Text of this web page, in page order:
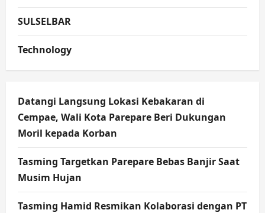
SULSELBAR
Technology
Datangi Langsung Lokasi Kebakaran di
Cempae, Wali Kota Parepare Beri Dukungan
Moril kepada Korban
Tasming Targetkan Parepare Bebas Banjir Saat
Musim Hujan
Tasming Hamid Resmikan Kolaborasi dengan PT